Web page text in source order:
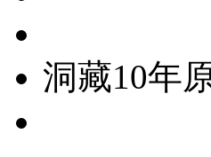
洞藏10年